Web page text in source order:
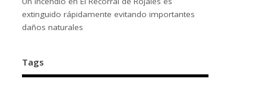
extinguido rápidamente evitando importantes
daños naturales
Tags